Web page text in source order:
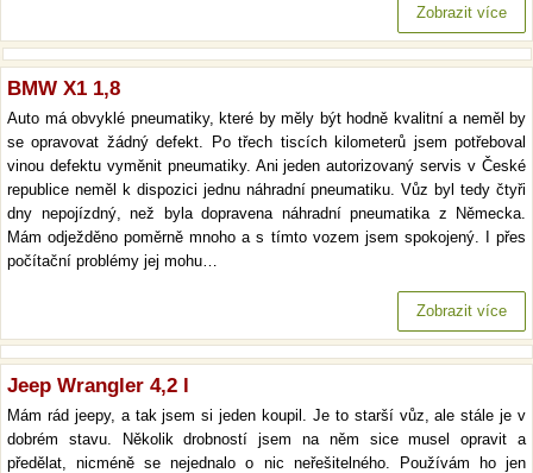
Zobrazit více
BMW X1 1,8
Auto má obvyklé pneumatiky, které by měly být hodně kvalitní a neměl by
se opravovat žádný defekt. Po třech tiscích kilometerů jsem potřeboval
vinou defektu vyměnit pneumatiky. Ani jeden autorizovaný servis v České
republice neměl k dispozici jednu náhradní pneumatiku. Vůz byl tedy čtyři
dny nepojízdný, než byla dopravena náhradní pneumatika z Německa.
Mám odježděno poměrně mnoho a s tímto vozem jsem spokojený. I přes
počítační problémy jej mohu…
Zobrazit více
Jeep Wrangler 4,2 l
Mám rád jeepy, a tak jsem si jeden koupil. Je to starší vůz, ale stále je v
dobrém stavu. Několik drobností jsem na něm sice musel opravit a
předělat, nicméně se nejednalo o nic neřešitelného. Používám ho jen